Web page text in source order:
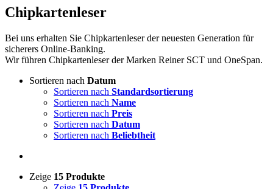
Chipkartenleser
Bei uns erhalten Sie Chipkartenleser der neuesten Generation für
sicherers Online-Banking.
Wir führen Chipkartenleser der Marken Reiner SCT und OneSpan.
Sortieren nach Datum
Sortieren nach Standardsortierung
Sortieren nach Name
Sortieren nach Preis
Sortieren nach Datum
Sortieren nach Beliebtheit
Zeige 15 Produkte